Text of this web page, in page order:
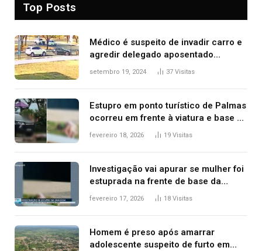
Top Posts
Médico é suspeito de invadir carro e
agredir delegado aposentado
durante confusão no trânsito
setembro 19, 2024 37 Visitas
Estupro em ponto turístico de Palmas
ocorreu em frente à viatura e base de
segurança; polícia investiga
fevereiro 18, 2026 19 Visitas
Investigação vai apurar se mulher foi
estuprada na frente de base da
Guarda Metropolitana de Palmas, diz
fevereiro 17, 2026 18 Visitas
Homem é preso após amarrar
adolescente suspeito de furto em